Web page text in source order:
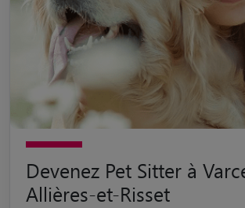
Devenez Pet Sitter à
Allières-et-Risset